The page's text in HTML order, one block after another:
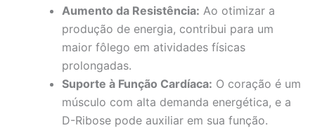
Aumento da Resistência: Ao otimizar a
produção de energia, contribui para um
maior fôlego em atividades físicas
prolongadas.
Suporte à Função Cardíaca: O coração é um
músculo com alta demanda energética, e a
D-Ribose pode auxiliar em sua função.